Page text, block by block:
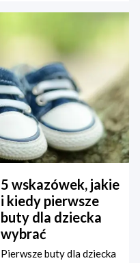
5 wskazówek, jakie
i kiedy pierwsze
buty dla dziecka
wybrać
Pierwsze buty dla dziecka